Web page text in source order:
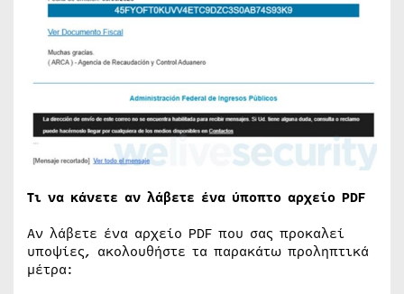
Τι να κάνετε αν λάβετε ένα ύποπτο αρχείο PDF
Αν λάβετε ένα αρχείο PDF που σας προκαλεί
υποψίες, ακολουθήστε τα παρακάτω προληπτικά
μέτρα: